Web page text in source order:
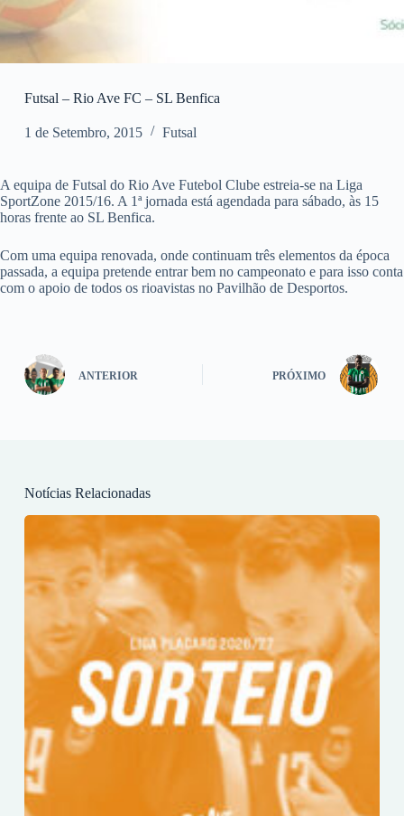
Futsal – Rio Ave FC – SL Benfica
1 de Setembro, 2015 Futsal
A equipa de Futsal do Rio Ave Futebol Clube estreia-se na Liga
SportZone 2015/16. A 1ª jornada está agendada para sábado, às 15
horas frente ao SL Benfica.
Com uma equipa renovada, onde continuam três elementos da época
passada, a equipa pretende entrar bem no campeonato e para isso conta
com o apoio de todos os rioavistas no Pavilhão de Desportos.
ANTERIOR PRÓXIMO
Notícias Relacionadas